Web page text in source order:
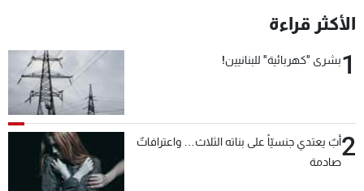
الأكثر قراءة
1بشرى "كهربائية" للبنانيين!
2أبٌ يعتدي جنسيّاً على بناته الثلاث… واعترافاتٌ
صادمة